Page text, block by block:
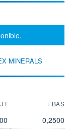
MINERALS
+ BAS
0,2500